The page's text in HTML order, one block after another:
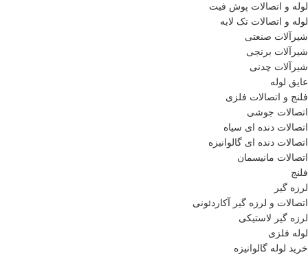
لوله و اتصالات پوش فیت
لوله و اتصالات تک لایه
شیرآلات صنعتی
شیرآلات برنجی
شیرآلات چدنی
عایق لوله
فلنج و اتصالات فلزی
اتصالات جوشی
اتصالات دنده ای سیاه
اتصالات دنده ای گالوانیزه
اتصالات مانیسمان
فلنج
لرزه گیر
اتصالات و لرزه گیر آکاردئونی
لرزه گیر لاستیکی
لوله فلزی
خرید لوله گالوانیزه